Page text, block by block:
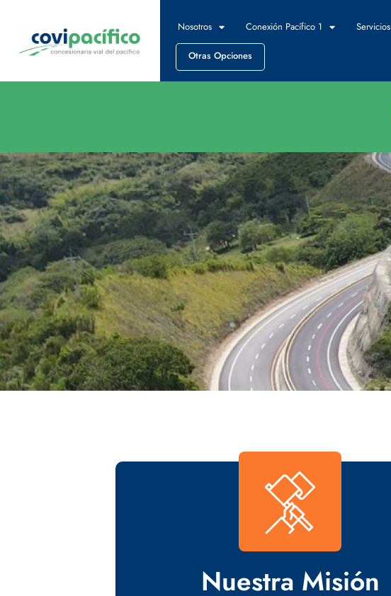
Nosotros Conexión Pacífico 1 Servicios
Otras Opciones
Nuestra Misión